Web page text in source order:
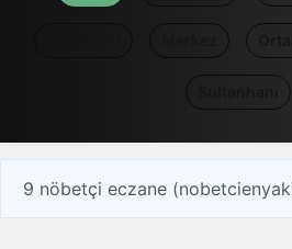
9 nöbetçi eczane